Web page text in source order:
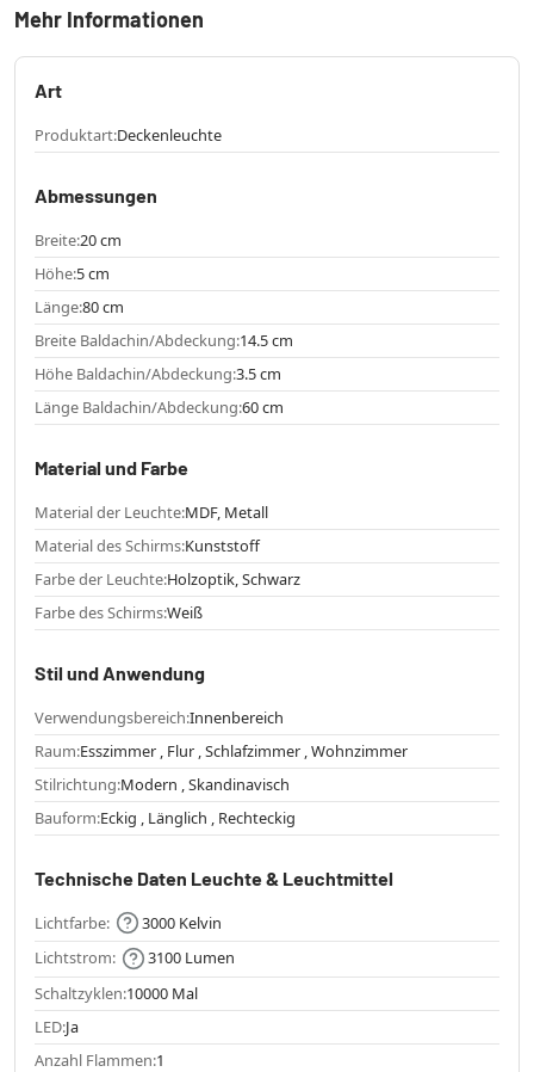
Mehr Informationen
Art
Produktart:Deckenleuchte
Abmessungen
Breite:20 cm
Höhe:5 cm
Länge:80 cm
Breite Baldachin/Abdeckung:14.5 cm
Höhe Baldachin/Abdeckung:3.5 cm
Länge Baldachin/Abdeckung:60 cm
Material und Farbe
Material der Leuchte:MDF, Metall
Material des Schirms:Kunststoff
Farbe der Leuchte:Holzoptik, Schwarz
Farbe des Schirms:Weiß
Stil und Anwendung
Verwendungsbereich:Innenbereich
Raum:Esszimmer , Flur , Schlafzimmer , Wohnzimmer
Stilrichtung:Modern , Skandinavisch
Bauform:Eckig , Länglich , Rechteckig
Technische Daten Leuchte & Leuchtmittel
Lichtfarbe:
3000 Kelvin
Lichtstrom:
3100 Lumen
Schaltzyklen:10000 Mal
LED:Ja
Anzahl Flammen:1